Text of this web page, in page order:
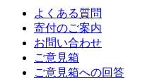
よくある質問
寄付のご案内
お問い合わせ
ご意見箱
ご意見箱への回答